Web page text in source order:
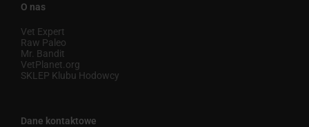
O nas
Vet Expert
Raw Paleo
Mr. Bandit
VetPlanet.org
SKLEP Klubu Hodowcy
Dane kontaktowe